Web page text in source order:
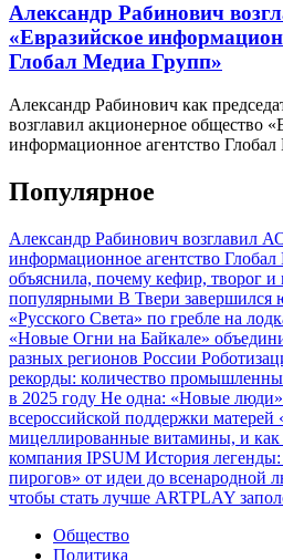
Александр Рабинович
«Евразийское
Глобал Медиа Групп»
Александр Рабинович как
возглавил акционерное общество
информационное агентство
Популярное
Александр Рабинович возглавил
информационное агентство
объяснила, почему кефир, творог и
популярными В Твери
«Русского Света» по гребле на
«Новые Огни на Байкале»
разных регионов России
рекорды: количество
в 2025 году Не одна: «Новые люди»
всероссийской поддержки
мицеллированные витамины, и как
компания IPSUM История
пирогов» от идеи до всенародной
чтобы стать лучше ARTPLAY
Общество
Политика